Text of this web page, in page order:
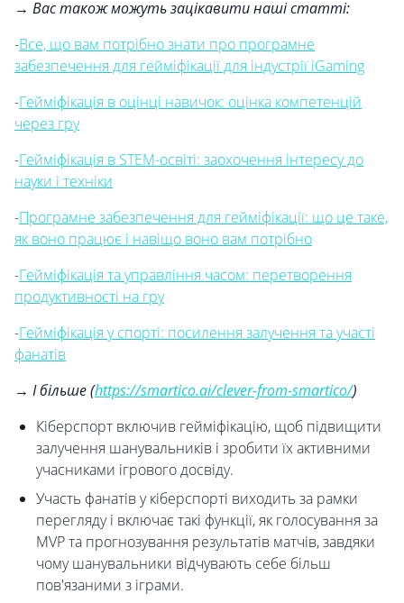
→ Вас також можуть зацікавити наші статті:
-Все, що вам потрібно знати про програмне
забезпечення для гейміфікації для індустрії iGaming
-Гейміфікація в оцінці навичок: оцінка компетенцій
через гру
-Гейміфікація в STEM-освіті: заохочення інтересу до
науки і техніки
-Програмне забезпечення для гейміфікації: що це таке,
як воно працює і навіщо воно вам потрібно
-Гейміфікація та управління часом: перетворення
продуктивності на гру
-Гейміфікація у спорті: посилення залучення та участі
фанатів
→ І більше (https://smartico.ai/clever-from-smartico/)
Кіберспорт включив гейміфікацію, щоб підвищити
залучення шанувальників і зробити їх активними
учасниками ігрового досвіду.
Участь фанатів у кіберспорті виходить за рамки
перегляду і включає такі функції, як голосування за
MVP та прогнозування результатів матчів, завдяки
чому шанувальники відчувають себе більш
пов'язаними з іграми.